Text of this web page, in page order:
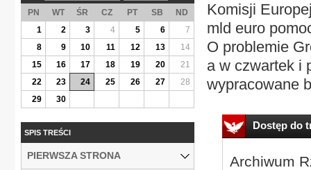
Komisji
mld euro
O problemie
a w czwartek i
wypracowane
Dostęp do
Archiwum
PN WT ŚR CZ PT SB
ND
1
2 3 4 5 6
7
8
9 10 11 12 13
14
15
16 17 18 19 20
21
22
23 24 25 26 27
28
29
30
SPIS TREŚCI
PIERWSZA STRONA